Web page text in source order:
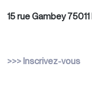
15 rue Gambey 75011
>>> Inscrivez-vous